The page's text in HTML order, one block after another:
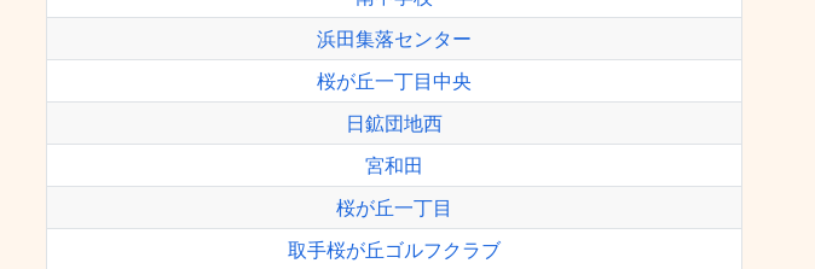
浜田集落センター
桜が丘一丁目中央
日鉱団地西
宮和田
桜が丘一丁目
取手桜が丘ゴルフクラブ